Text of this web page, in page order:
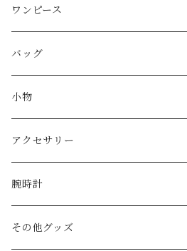
CELINE
FENDI
miu miu
Martin Margiela
Yves Saint Laurent
GAULTIER
ワンピース
バッグ
ショルダーバッグ
ハンド/トートバッグ
リュック
その他バッグ
小物
帽子
ベルト
財布
アクセサリー
ネックレス
ブレスレット
腕時計
その他グッズ